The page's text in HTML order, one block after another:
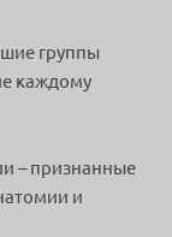
группы
каждому
– признанные
и